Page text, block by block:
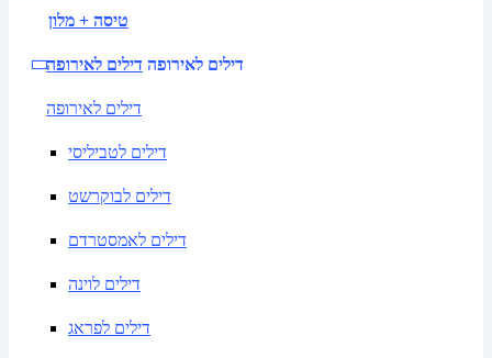
טיסה + מלון
דילים לאירופה דילים לאירופה
דילים לאירופה
דילים לטביליסי
דילים לבוקרשט
דילים לאמסטרדם
דילים לוינה
דילים לפראג